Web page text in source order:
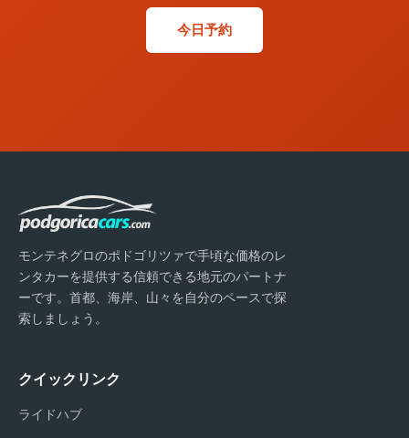
今日予約
モンテネグロのポドゴリツァで手頃な価格のレ
ンタカーを提供する信頼できる地元のパートナ
ーです。首都、海岸、山々を自分のペースで探
索しましょう。
クイックリンク
ライドハブ